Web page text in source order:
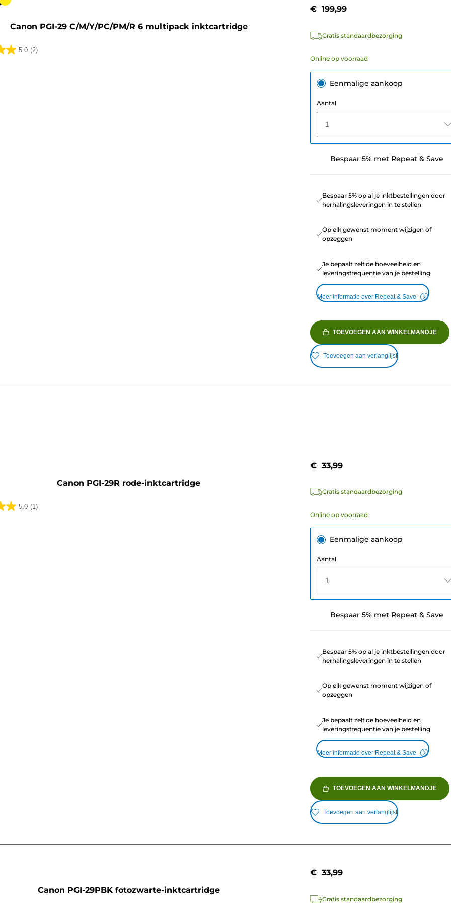
Canon PGI-29 C/M/Y/PC/PM/R 6 multipack inktcartridge
5.0 (2)
€ 199,99
Gratis standaardbezorging
Online op voorraad
Eenmalige aankoop
Aantal
1
Bespaar 5% met Repeat & Save
Bespaar 5% op al je inktbestellingen door
herhalingsleveringen in te stellen
Op elk gewenst moment wijzigen of
opzeggen
Je bepaalt zelf de hoeveelheid en
leveringsfrequentie van je bestelling
Meer informatie over Repeat & Save
TOEVOEGEN AAN WINKELMANDJE
Toevoegen aan verlanglijst
Canon PGI-29R rode-inktcartridge
5.0 (1)
€ 33,99
Gratis standaardbezorging
Online op voorraad
Eenmalige aankoop
Aantal
1
Bespaar 5% met Repeat & Save
Bespaar 5% op al je inktbestellingen door
herhalingsleveringen in te stellen
Op elk gewenst moment wijzigen of
opzeggen
Je bepaalt zelf de hoeveelheid en
leveringsfrequentie van je bestelling
Meer informatie over Repeat & Save
TOEVOEGEN AAN WINKELMANDJE
Toevoegen aan verlanglijst
Canon PGI-29PBK fotozwarte-inktcartridge
€ 33,99
Gratis standaardbezorging